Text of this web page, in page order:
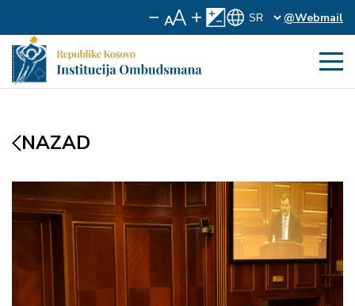
@Webmail
NAZAD